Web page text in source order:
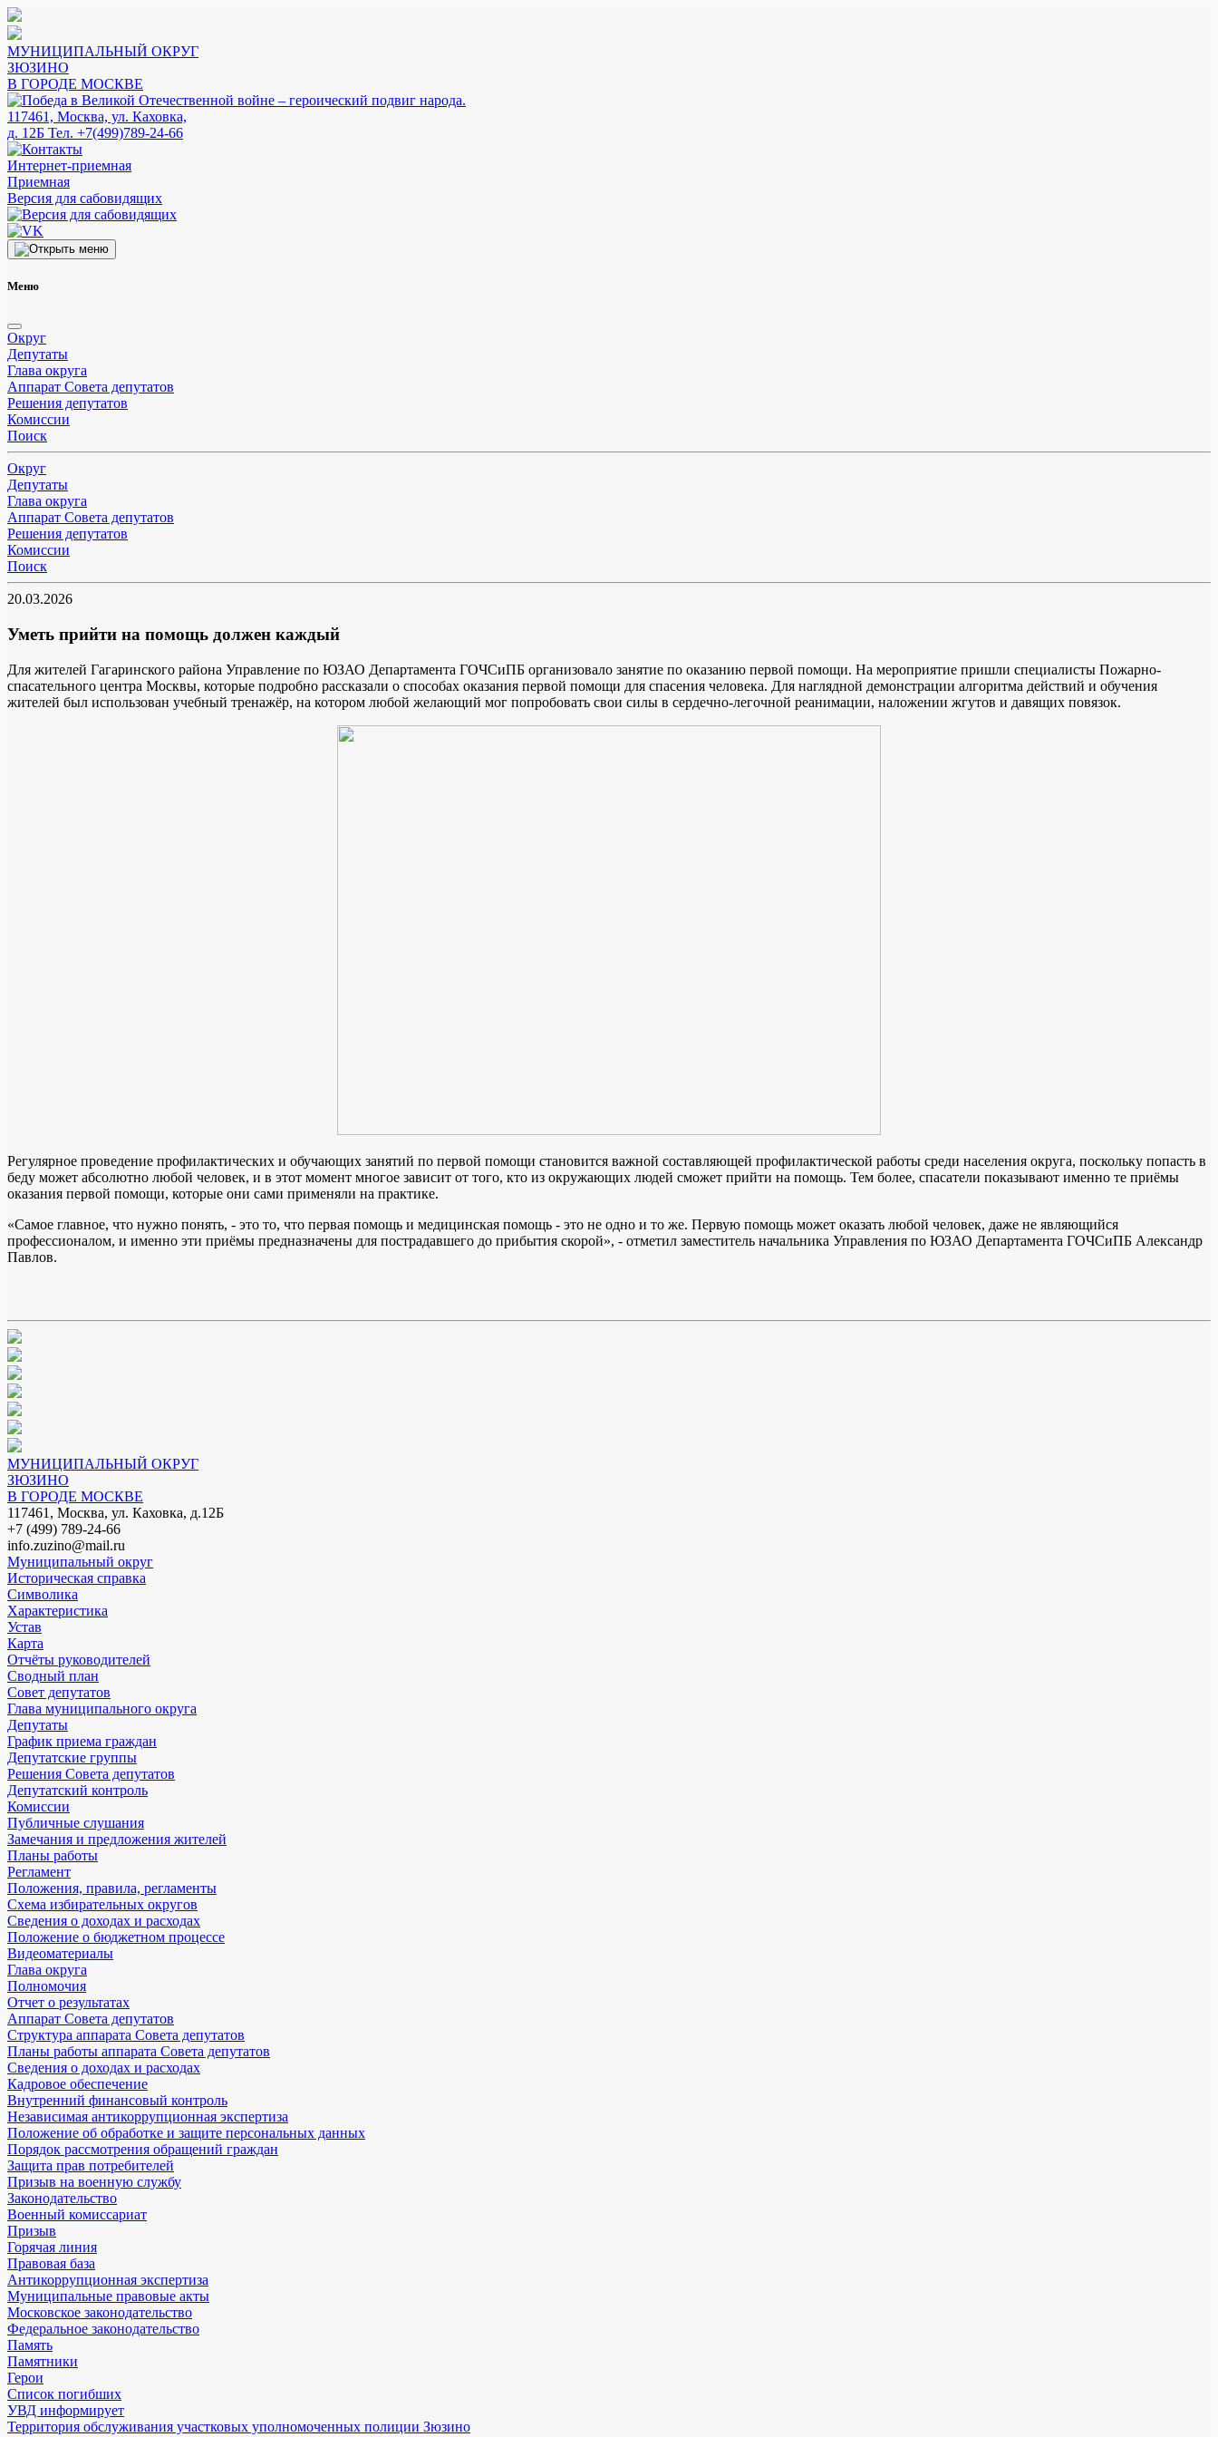
МУНИЦИПАЛЬНЫЙ ОКРУГ
ЗЮЗИНО
В ГОРОДЕ МОСКВЕ
117461, Москва, ул. Каховка,
д. 12Б Тел. +7(499)789-24-66
Интернет-приемная
Приемная
Версия для сабовидящих
Меню
Округ
Депутаты
Глава округа
Аппарат Совета депутатов
Решения депутатов
Комиссии
Поиск
Округ
Депутаты
Глава округа
Аппарат Совета депутатов
Решения депутатов
Комиссии
Поиск
20.03.2026
Уметь прийти на помощь должен каждый
Для жителей Гагаринского района Управление по ЮЗАО Департамента ГОЧСиПБ организовало занятие по оказанию первой помощи. На мероприятие пришли специалисты Пожарно-
спасательного центра Москвы, которые подробно рассказали о способах оказания первой помощи для спасения человека. Для наглядной демонстрации алгоритма действий и обучения
жителей был использован учебный тренажёр, на котором любой желающий мог попробовать свои силы в сердечно-легочной реанимации, наложении жгутов и давящих повязок.
Регулярное проведение профилактических и обучающих занятий по первой помощи становится важной составляющей профилактической работы среди населения округа, поскольку попасть в
беду может абсолютно любой человек, и в этот момент многое зависит от того, кто из окружающих людей сможет прийти на помощь. Тем более, спасатели показывают именно те приёмы
оказания первой помощи, которые они сами применяли на практике.
«Самое главное, что нужно понять, - это то, что первая помощь и медицинская помощь - это не одно и то же. Первую помощь может оказать любой человек, даже не являющийся
профессионалом, и именно эти приёмы предназначены для пострадавшего до прибытия скорой», - отметил заместитель начальника Управления по ЮЗАО Департамента ГОЧСиПБ Александр
Павлов.
МУНИЦИПАЛЬНЫЙ ОКРУГ
ЗЮЗИНО
В ГОРОДЕ МОСКВЕ
117461, Москва, ул. Каховка, д.12Б
+7 (499) 789-24-66
info.zuzino@mail.ru
Муниципальный округ
Историческая справка
Символика
Характеристика
Устав
Карта
Отчёты руководителей
Сводный план
Совет депутатов
Глава муниципального округа
Депутаты
График приема граждан
Депутатские группы
Решения Совета депутатов
Депутатский контроль
Комиссии
Публичные слушания
Замечания и предложения жителей
Планы работы
Регламент
Положения, правила, регламенты
Схема избирательных округов
Сведения о доходах и расходах
Положение о бюджетном процессе
Видеоматериалы
Глава округа
Полномочия
Отчет о результатах
Аппарат Совета депутатов
Структура аппарата Совета депутатов
Планы работы аппарата Совета депутатов
Сведения о доходах и расходах
Кадровое обеспечение
Внутренний финансовый контроль
Независимая антикоррупционная экспертиза
Положение об обработке и защите персональных данных
Порядок рассмотрения обращений граждан
Защита прав потребителей
Призыв на военную службу
Законодательство
Военный комиссариат
Призыв
Горячая линия
Правовая база
Антикоррупционная экспертиза
Муниципальные правовые акты
Московское законодательство
Федеральное законодательство
Память
Памятники
Герои
Список погибших
УВД информирует
Территория обслуживания участковых уполномоченных полиции Зюзино